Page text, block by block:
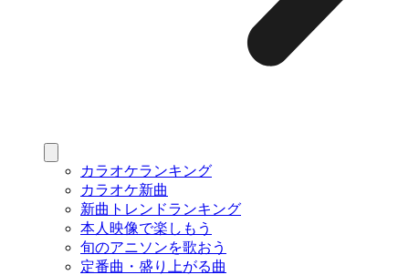
カラオケランキング
カラオケ新曲
新曲トレンドランキング
本人映像で楽しもう
旬のアニソンを歌おう
定番曲・盛り上がる曲